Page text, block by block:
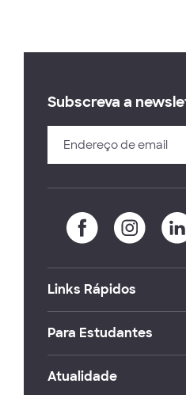
Subscreva a
Links Rápidos
Para Estudantes
Atualidade